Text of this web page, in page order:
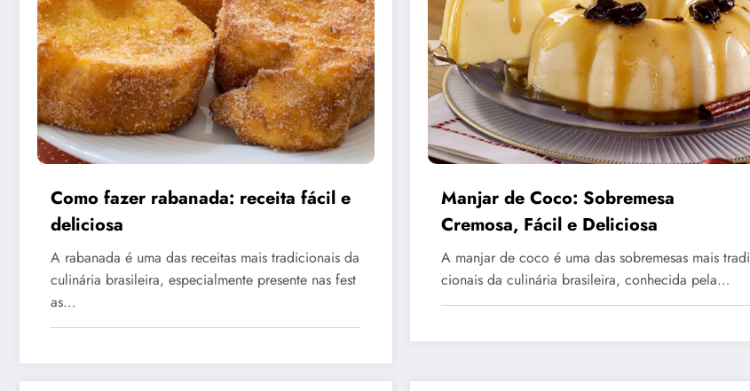
Como fazer rabanada: receita fácil e
deliciosa
A rabanada é uma das receitas mais tradicionais da
culinária brasileira, especialmente presente nas fest
as…
Manjar de Coco: Sobremesa
Cremosa, Fácil e Deliciosa
A manjar de coco é uma das sobremesas mais tradi
cionais da culinária brasileira, conhecida pela…